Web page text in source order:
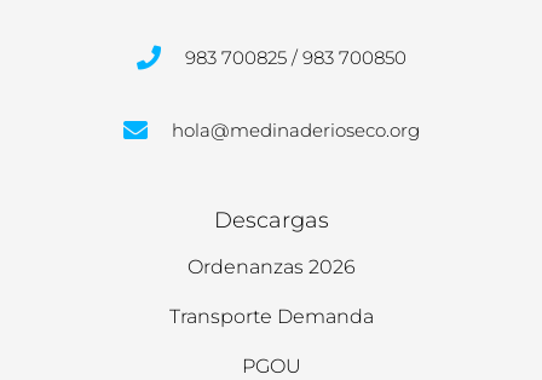
983 700825 / 983 700850
hola@medinaderioseco.org
Descargas
Ordenanzas 2026
Transporte Demanda
PGOU